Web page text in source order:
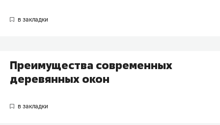
Преимущества современных
деревянных окон